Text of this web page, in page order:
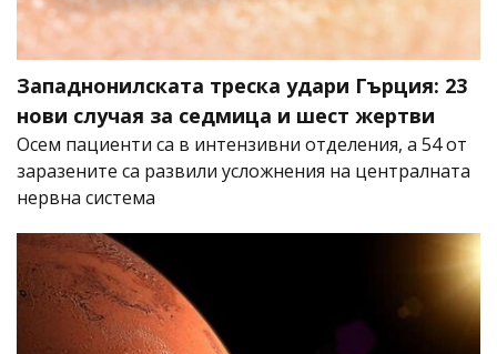
Западнонилската треска удари Гърция: 23
нови случая за седмица и шест жертви
Осем пациенти са в интензивни отделения, а 54 от
заразените са развили усложнения на централната
нервна система